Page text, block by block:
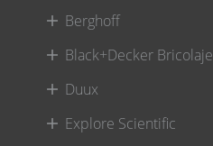
Berghoff
Black+Decker Bricolaje
Duux
Explore Scientific